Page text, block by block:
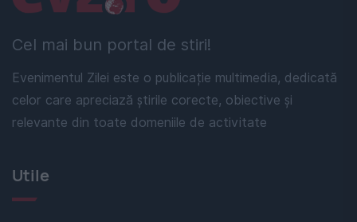
Cel mai bun portal de stiri!
Evenimentul Zilei este o publicație multimedia, dedicată
celor care apreciază știrile corecte, obiective și
relevante din toate domeniile de activitate
Utile